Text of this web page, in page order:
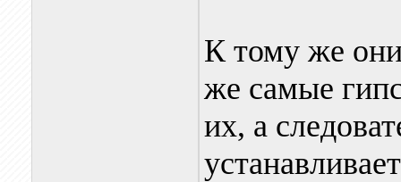
К тому же
же самые
их, а